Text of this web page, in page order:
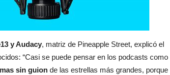
y Audacy, matriz de Pineapple Street, explicó el
“Casi se puede pensar en los podcasts como
sin guion de las estrellas más grandes, porque